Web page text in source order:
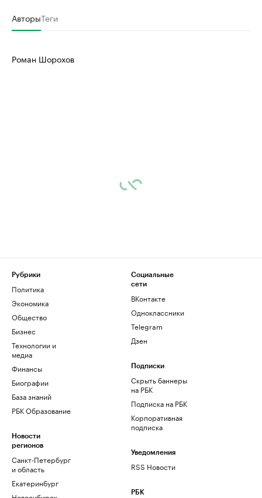
АвторыТеги
Роман Шорохов
Рубрики
Политика
Экономика
Общество
Бизнес
Технологии и
медиа
Финансы
Биографии
База знаний
РБК Образование
Новости
регионов
Санкт-Петербург
и область
Екатеринбург
Социальные
сети
ВКонтакте
Одноклассники
Telegram
Дзен
Подписки
Скрыть баннеры
на РБК
Подписка на РБК
Корпоративная
подписка
Уведомления
RSS Новости
РБК